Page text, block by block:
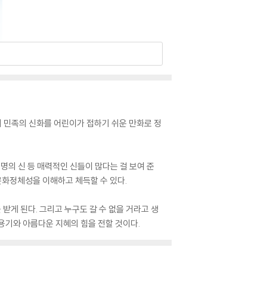
민족의 신화를 어린이가 접하기 쉬운 만화로 정
의 신 등 매력적인 신들이 많다는 걸 보여 준
정체성을 이해하고 체득할 수 있다.
게 된다. 그리고 누구도 갈 수 없을 거라고 생
와 아름다운 지혜의 힘을 전할 것이다.